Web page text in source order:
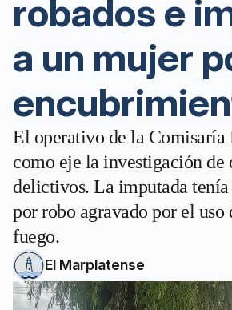
robados e
a un mujer
El operativo de la Comisaría
como eje la investigación de
delictivos. La imputada tenía
por robo agravado por el uso
fuego.
El Marplatense